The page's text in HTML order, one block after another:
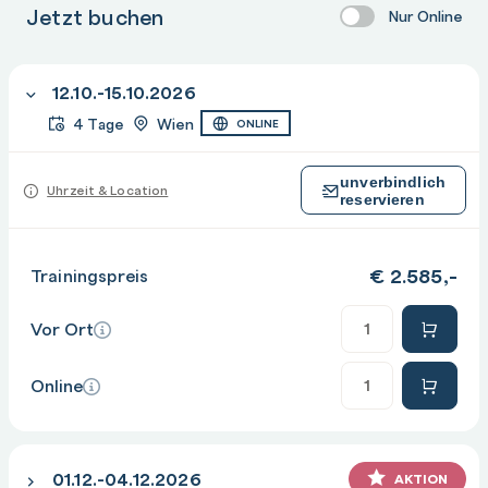
Storage Spaces
Storage Replica
Storage Spaces Direct
Jetzt buchen Nur Online
12.10.-15.10.2026
4 Tage Wien ONLINE
Uhrzeit & Location
unverbindlich
reservieren
Trainingspreis € 2.585,-
Vor Ort
Online
01.12.-04.12.2026 AKTION